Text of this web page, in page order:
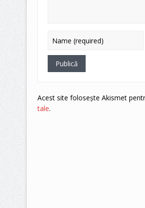
Acest site folosește Akismet
tale.